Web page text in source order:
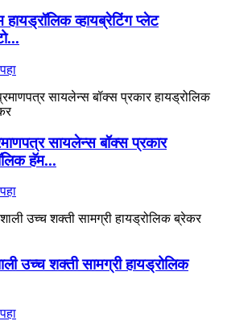
हायड्रॉलिक व्हायब्रेटिंग प्लेट
सायलेन्स बॉक्स प्रकार
हॅम...
उच्च शक्ती सामग्री हायड्रोलिक